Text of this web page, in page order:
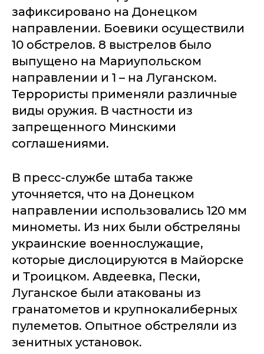
зафиксировано на Донецком
направлении. Боевики осуществили
10 обстрелов. 8 выстрелов было
выпущено на Мариупольском
направлении и 1 – на Луганском.
Террористы применяли различные
виды оружия. В частности из
запрещенного Минскими
соглашениями.
В пресс-службе штаба также
уточняется, что на Донецком
направлении использовались 120 мм
минометы. Из них были обстреляны
украинские военнослужащие,
которые дислоцируются в Майорске
и Троицком. Авдеевка, Пески,
Луганское были атакованы из
гранатометов и крупнокалиберных
пулеметов. Опытное обстреляли из
зенитных установок.